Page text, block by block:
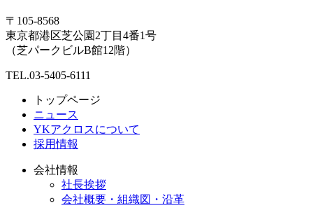
〒105-8568
東京都港区芝公園2丁目4番1号
（芝パークビルB館12階）
TEL.03-5405-6111
トップページ
ニュース
YKアクロスについて
採用情報
会社情報
社長挨拶
会社概要・組織図・沿革